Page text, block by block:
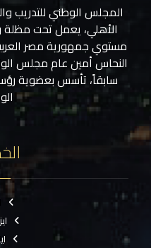
المجلس الوطني للتدريب
الأهلي، يعمل تحت مظلة
مستوي جمهورية مصر
النحاس أمين عام مجلس
سابقاً، تأسس بعضوية